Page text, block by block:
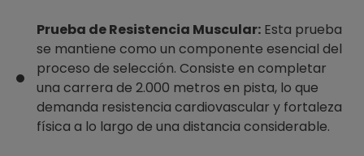
Prueba de Resistencia Muscular: Esta prueba
se mantiene como un componente esencial del
proceso de selección. Consiste en completar
una carrera de 2.000 metros en pista, lo que
demanda resistencia cardiovascular y fortaleza
física a lo largo de una distancia considerable.